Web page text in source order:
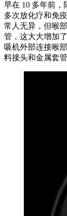
早在 10 多年前，
多次放化疗和免
常人无异，但喉
管，这大大增加
吸机外部连接喉
料接头和金属套